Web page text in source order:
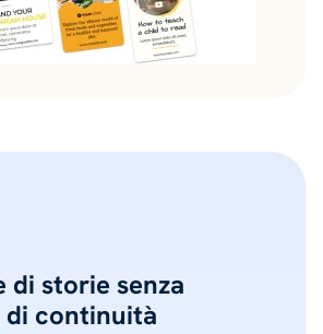
di storie senza
di continuità